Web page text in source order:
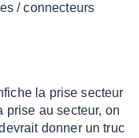
/ connecteurs
la prise secteur
prise au secteur, on
donner un truc